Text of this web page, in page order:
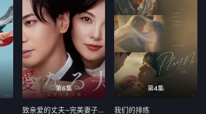
第6集
致亲爱的丈夫~完美妻子的谎言~
第4集
我们的排练